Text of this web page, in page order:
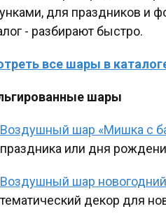
для праздников и
- разбирают быстро.
все шары в
шары
Воздушный шар «Мишка с
праздника или дня
Воздушный шар
тематический декор для